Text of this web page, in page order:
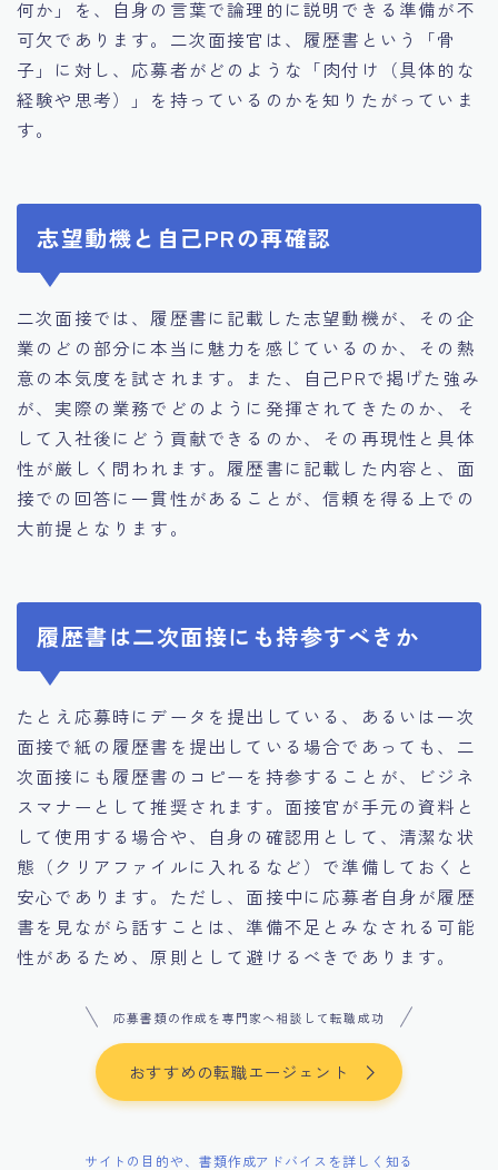
何か」を、自身の言葉で論理的に説明できる準備が不
可欠であります。二次面接官は、履歴書という「骨
子」に対し、応募者がどのような「肉付け（具体的な
経験や思考）」を持っているのかを知りたがっていま
す。
志望動機と自己PRの再確認
二次面接では、履歴書に記載した志望動機が、その企
業のどの部分に本当に魅力を感じているのか、その熱
意の本気度を試されます。また、自己PRで掲げた強み
が、実際の業務でどのように発揮されてきたのか、そ
して入社後にどう貢献できるのか、その再現性と具体
性が厳しく問われます。履歴書に記載した内容と、面
接での回答に一貫性があることが、信頼を得る上での
大前提となります。
履歴書は二次面接にも持参すべきか
たとえ応募時にデータを提出している、あるいは一次
面接で紙の履歴書を提出している場合であっても、二
次面接にも履歴書のコピーを持参することが、ビジネ
スマナーとして推奨されます。面接官が手元の資料と
して使用する場合や、自身の確認用として、清潔な状
態（クリアファイルに入れるなど）で準備しておくと
安心であります。ただし、面接中に応募者自身が履歴
書を見ながら話すことは、準備不足とみなされる可能
性があるため、原則として避けるべきであります。
応募書類の作成を専門家へ相談して転職成功
おすすめの転職エージェント
サイトの目的や、書類作成アドバイスを詳しく知る